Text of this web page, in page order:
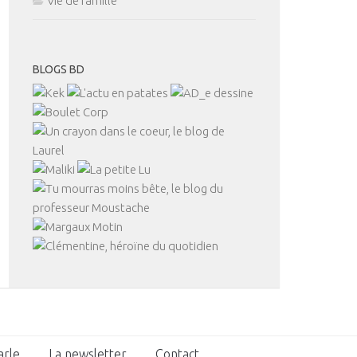
BLOGS BD
La newsletter Contact